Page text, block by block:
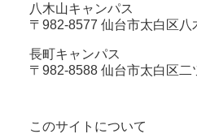
八木山キャンパス
〒982-8577 仙台市太白区八
長町キャンパス
〒982-8588 仙台市太白区二
このサイトについて